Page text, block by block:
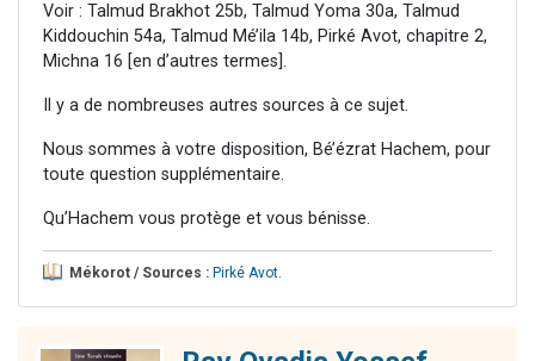
Voir : Talmud Brakhot 25b, Talmud Yoma 30a, Talmud
Kiddouchin 54a, Talmud Mé’ila 14b, Pirké Avot, chapitre 2,
Michna 16 [en d’autres termes].
Il y a de nombreuses autres sources à ce sujet.
Nous sommes à votre disposition, Bé’ézrat Hachem, pour
toute question supplémentaire.
Qu’Hachem vous protège et vous bénisse.
Mékorot / Sources : Pirké Avot.